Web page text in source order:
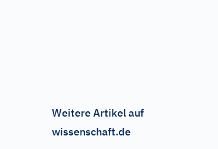
Weitere Artikel auf
wissenschaft.de